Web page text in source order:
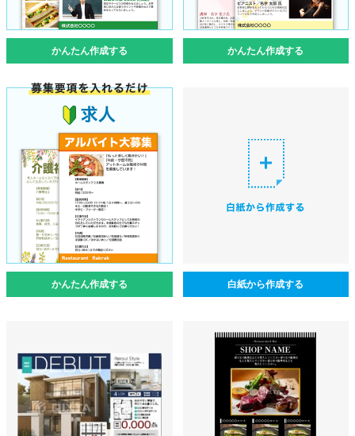
かんたん作成する かんたん作成する
かんたん作成する 白紙から作成する